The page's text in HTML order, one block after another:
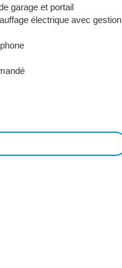
garage et portail
électrique avec gestion